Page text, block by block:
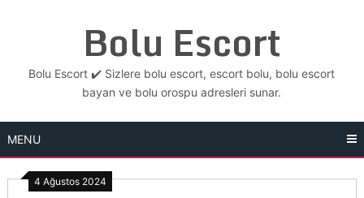
Bolu Escort
Bolu Escort ✔️ Sizlere bolu escort, escort bolu, bolu escort
bayan ve bolu orospu adresleri sunar.
MENU
4 Ağustos 2024